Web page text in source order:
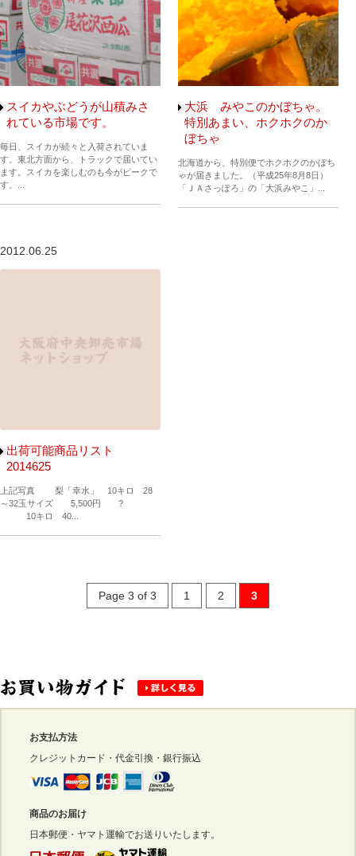
スイカやぶどうが山積みさ
れている市場です。
毎日、スイカが続々と入荷されていま
す。東北方面から、トラックで届いてい
ます。スイカを楽しむのも今がピークで
す。...
大浜 みやこのかぼちゃ。
特別あまい、ホクホクのか
ぼちゃ
北海道から、特別便でホクホクのかぼち
ゃが届きました。（平成25年8月8日）
「ＪＡさっぽろ」の「大浜みやこ」...
2012.06.25
出荷可能商品リスト
2014625
上記写真 梨「幸水」 10キロ 28
～32玉サイズ 5,500円 ?
10キロ 40...
Page 3 of 3 1 2 3
お支払方法
クレジットカード・代金引換・銀行振込
商品のお届け
日本郵便・ヤマト運輸でお送りいたします。